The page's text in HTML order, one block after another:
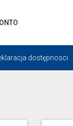
dostępnosci